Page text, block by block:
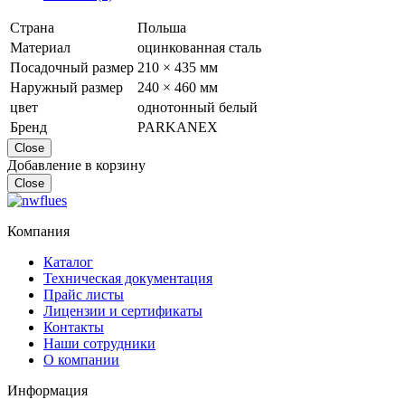
Страна
Польша
Материал
оцинкованная сталь
Посадочный размер 210 × 435 мм
Наружный размер
240 × 460 мм
цвет
однотонный белый
Бренд
PARKANEX
Close
Добавление в корзину
Close
Компания
Каталог
Техническая документация
Прайс листы
Лицензии и сертификаты
Контакты
Наши сотрудники
О компании
Информация